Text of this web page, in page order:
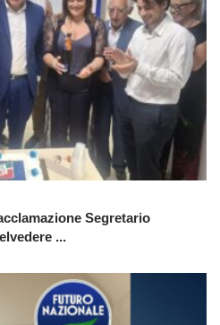
Segretario
...